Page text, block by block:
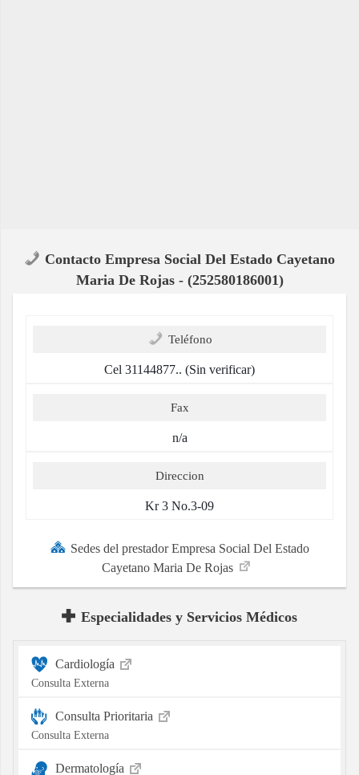
Contacto Empresa Social Del Estado Cayetano
Maria De Rojas - (252580186001)
Teléfono
Cel 31144877.. (Sin verificar)
Fax
n/a
Direccion
Kr 3 No.3-09
Sedes del prestador Empresa Social Del Estado
Cayetano Maria De Rojas
Especialidades y Servicios Médicos
Cardiología
Consulta Externa
Consulta Prioritaria
Consulta Externa
Dermatología